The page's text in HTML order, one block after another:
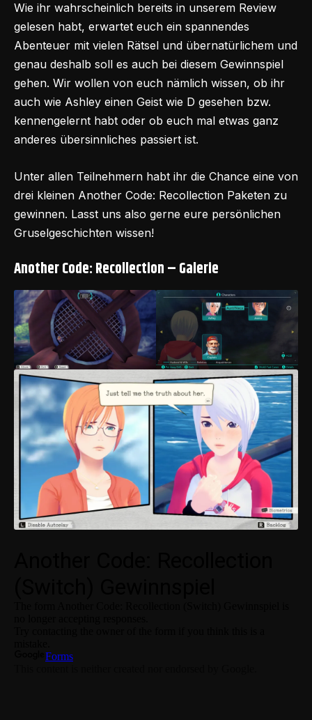
Wie ihr wahrscheinlich bereits in unserem Review
gelesen habt, erwartet euch ein spannendes
Abenteuer mit vielen Rätsel und übernatürlichem und
genau deshalb soll es auch bei diesem Gewinnspiel
gehen. Wir wollen von euch nämlich wissen, ob ihr
auch wie Ashley einen Geist wie D gesehen bzw.
kennengelernt habt oder ob euch mal etwas ganz
anderes übersinnliches passiert ist.
Unter allen Teilnehmern habt ihr die Chance eine von
drei kleinen Another Code: Recollection Paketen zu
gewinnen. Lasst uns also gerne eure persönlichen
Gruselgeschichten wissen!
Another Code: Recollection – Galerie